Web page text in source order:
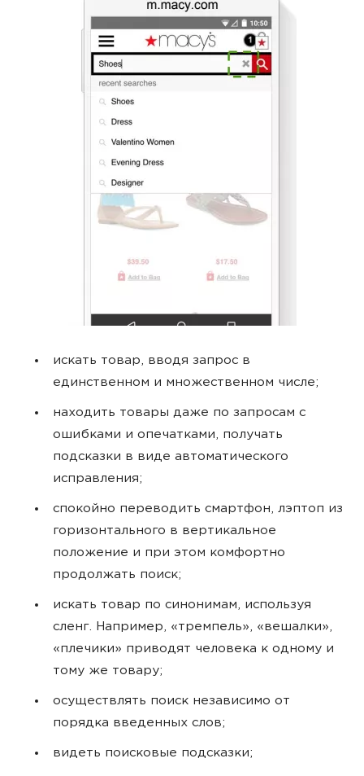
искать товар, вводя запрос в
единственном и множественном числе;
находить товары даже по запросам с
ошибками и опечатками, получать
подсказки в виде автоматического
исправления;
спокойно переводить смартфон, лэптоп из
горизонтального в вертикальное
положение и при этом комфортно
продолжать поиск;
искать товар по синонимам, используя
сленг. Например, «тремпель», «вешалки»,
«плечики» приводят человека к одному и
тому же товару;
осуществлять поиск независимо от
порядка введенных слов;
видеть поисковые подсказки;